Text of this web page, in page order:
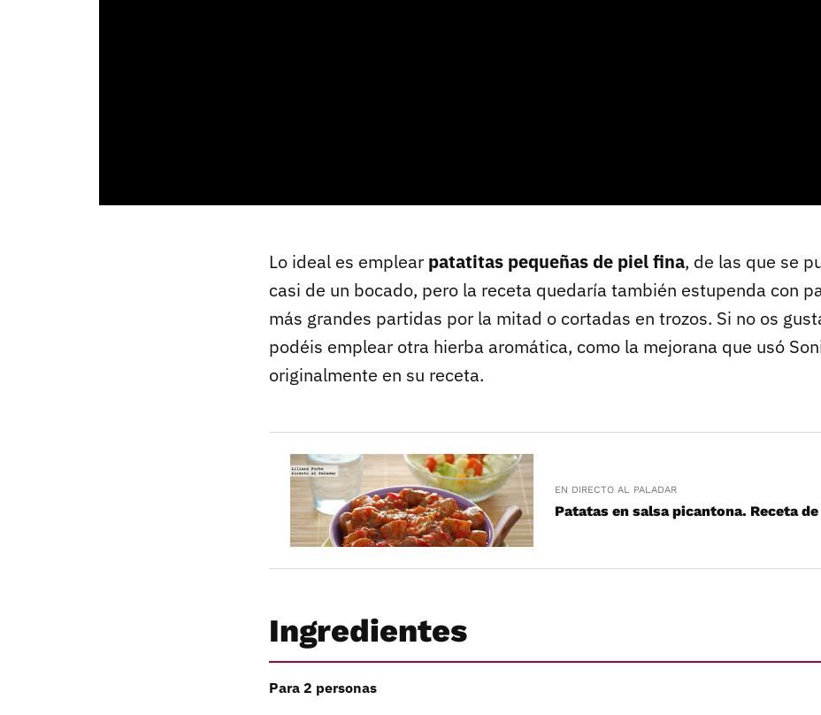
Lo ideal es emplear patatitas pequeñas de piel fina, de las que se
casi de un bocado, pero la receta quedaría también estupenda con
más grandes partidas por la mitad o cortadas en trozos. Si no os
podéis emplear otra hierba aromática, como la mejorana que usó
originalmente en su receta.
EN DIRECTO AL PALADAR
Patatas en salsa picantona. Receta
Ingredientes
Para 2 personas